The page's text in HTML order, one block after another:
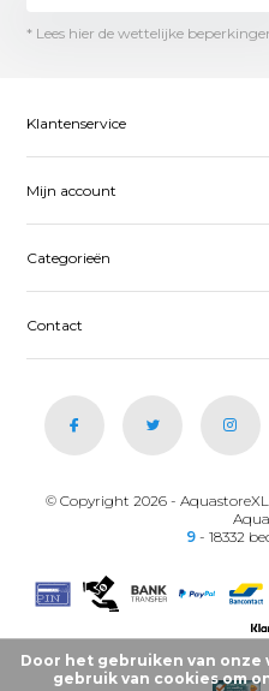
* Lees hier de wettelijke
Klantenservice
Mijn account
Categorieën
Contact
© Copyright 2026 -
9 - 18332
Door het gebruiken van onze
gebruik van cookies om